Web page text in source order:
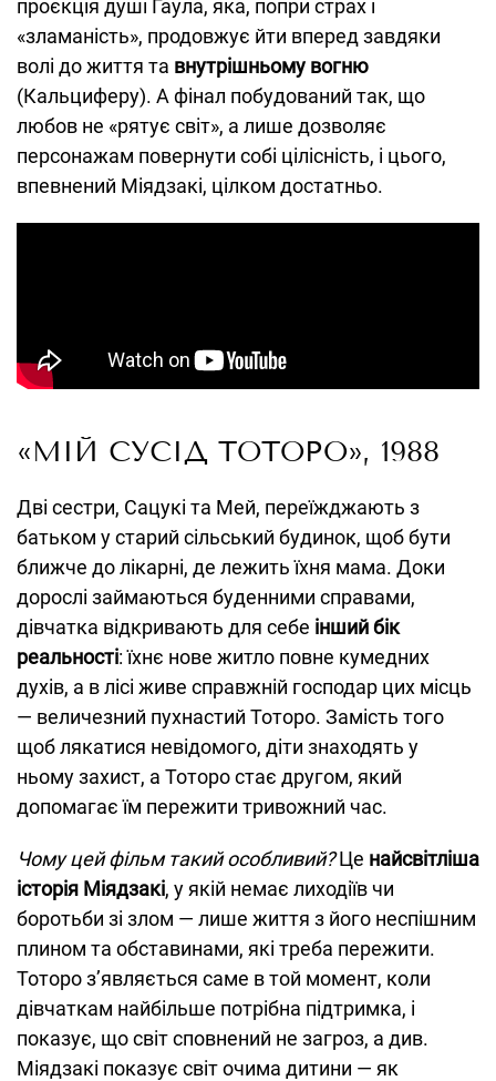
проєкція душі Гаула, яка, попри страх і
«зламаність», продовжує йти вперед завдяки
волі до життя та внутрішньому вогню
(Кальциферу). А фінал побудований так, що
любов не «рятує світ», а лише дозволяє
персонажам повернути собі цілісність, і цього,
впевнений Міядзакі, цілком достатньо.
«МІЙ СУСІД ТОТОРО», 1988
Дві сестри, Сацукі та Мей, переїжджають з
батьком у старий сільський будинок, щоб бути
ближче до лікарні, де лежить їхня мама. Доки
дорослі займаються буденними справами,
дівчатка відкривають для себе інший бік
реальності: їхнє нове житло повне кумедних
духів, а в лісі живе справжній господар цих місць
— величезний пухнастий Тоторо. Замість того
щоб лякатися невідомого, діти знаходять у
ньому захист, а Тоторо стає другом, який
допомагає їм пережити тривожний час.
Чому цей фільм такий особливий?Це найсвітліша
історія Міядзакі, у якій немає лиходіїв чи
боротьби зі злом — лише життя з його неспішним
плином та обставинами, які треба пережити.
Тоторо з’являється саме в той момент, коли
дівчаткам найбільше потрібна підтримка, і
показує, що світ сповнений не загроз, а див.
Міядзакі показує світ очима дитини — як